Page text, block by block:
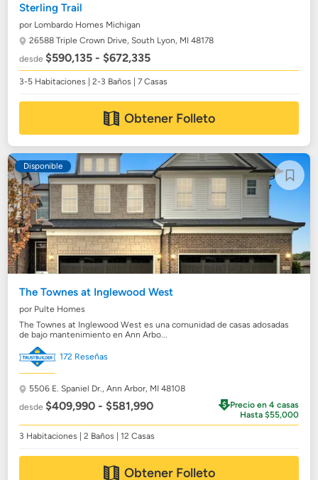
Sterling Trail
por Lombardo Homes Michigan
26588 Triple Crown Drive,South Lyon, MI 48178
desde$590,135 - $672,335
3-5 Habitaciones | 2-3 Baños | 7 Casas
Obtener Folleto
Disponible
The Townes at Inglewood West
por Pulte Homes
The Townes at Inglewood West es una comunidad de casas adosadas
de bajo mantenimiento en Ann Arbo...
172 Reseñas
5506 E. Spaniel Dr.,Ann Arbor, MI 48108
desde$409,990 - $581,990
Precio en 4 casas
Hasta $55,000
3 Habitaciones | 2 Baños | 12 Casas
Obtener Folleto